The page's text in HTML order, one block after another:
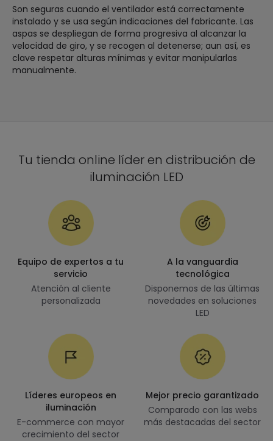
Son seguras cuando el ventilador está correctamente
instalado y se usa según indicaciones del fabricante. Las
aspas se despliegan de forma progresiva al alcanzar la
velocidad de giro, y se recogen al detenerse; aun así, es
clave respetar alturas mínimas y evitar manipularlas
manualmente.
Tu tienda online líder en distribución de
iluminación LED
Equipo de expertos a tu
servicio
Atención al cliente
personalizada
A la vanguardia
tecnológica
Disponemos de las últimas
novedades en soluciones
LED
Líderes europeos en
iluminación
E-commerce con mayor
crecimiento del sector
Mejor precio garantizado
Comparado con las webs
más destacadas del sector